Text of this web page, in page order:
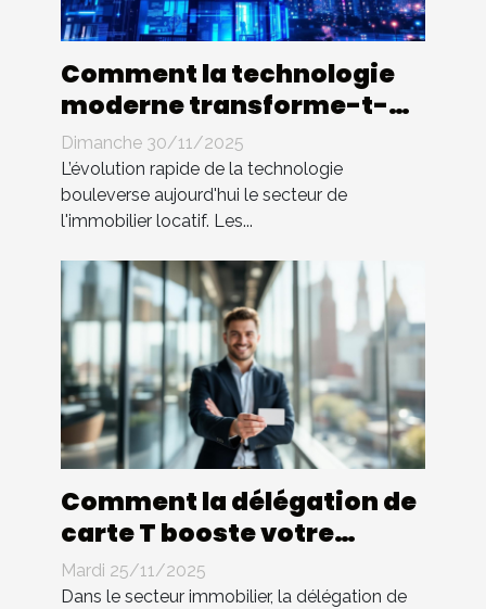
Comment la technologie
moderne transforme-t-
elle l'immobilier locatif ?
Dimanche 30/11/2025
L’évolution rapide de la technologie
bouleverse aujourd'hui le secteur de
l'immobilier locatif. Les...
Comment la délégation de
carte T booste votre
carrière immobilière ?
Mardi 25/11/2025
Dans le secteur immobilier, la délégation de